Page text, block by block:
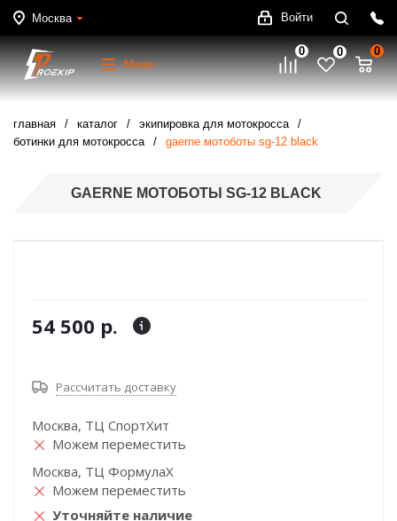
Москва Войти
Меню
0 0 0
главная каталог
экипировка для мотокросса
ботинки для мотокросса
gaerne мотоботы sg-12 black
GAERNE МОТОБОТЫ SG-12 BLACK
54 500 р.
Рассчитать доставку
Москва, ТЦ СпортХит
Можем переместить
Москва, ТЦ ФормулаХ
Можем переместить
Уточняйте наличие